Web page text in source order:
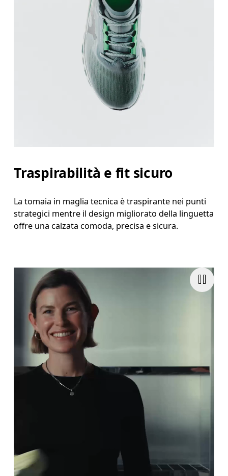
Traspirabilità e fit sicuro
La tomaia in maglia tecnica è traspirante nei punti
strategici mentre il design migliorato della linguetta
offre una calzata comoda, precisa e sicura.